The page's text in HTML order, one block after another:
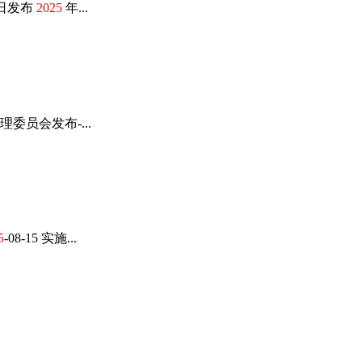
发布 2025 年...
委员会发布-...
-08-15 实施...